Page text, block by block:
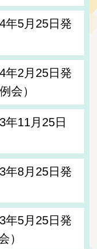
5月25日発
2月25日発
会）
11月25日
8月25日発
5月25日発
）